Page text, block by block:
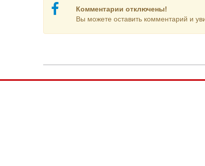
Комментарии отключены!
Вы можете оставить комментарий и